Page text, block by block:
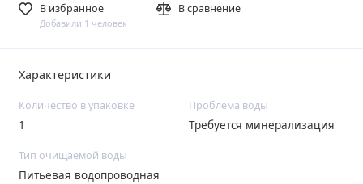
В избранное
Добавили 1 человек
В сравнение
Характеристики
Количество в упаковке
1
Проблема воды
Требуется минерализация
Тип очищаемой воды
Питьевая водопроводная